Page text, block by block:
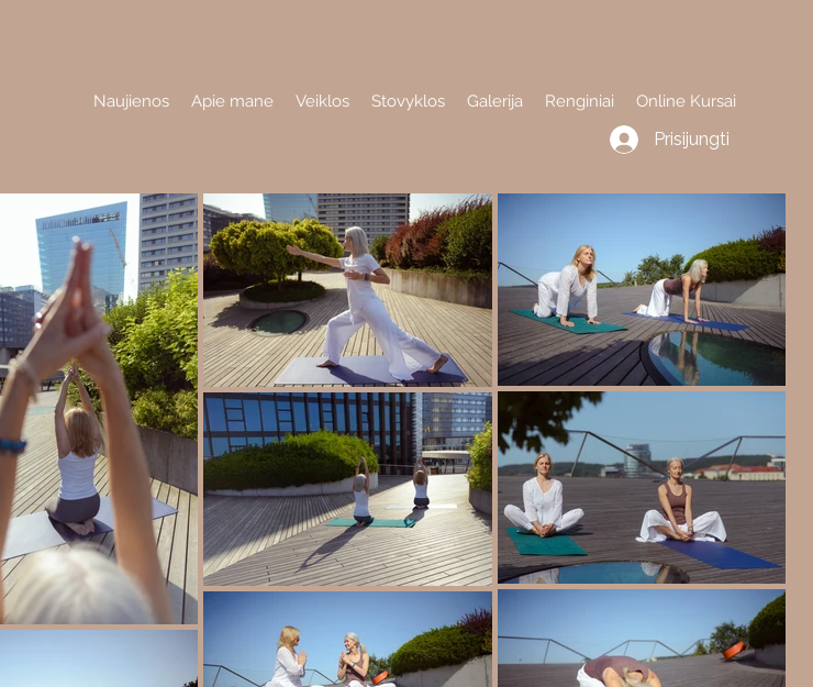
Naujienos Apie mane Veiklos Stovyklos Galerija Renginiai Online Kursai
Prisijungti